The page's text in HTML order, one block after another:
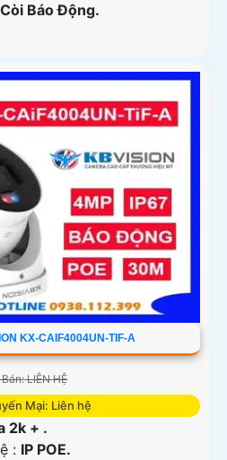
Báo Động.
KX-CAIF4004UN-TIF-A
LIÊN HỆ
Mại: Liên hệ
2k + .
: IP POE.